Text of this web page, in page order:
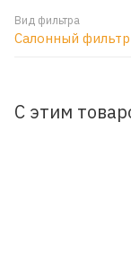
Вид фильтра
Салонный фильтр
С этим